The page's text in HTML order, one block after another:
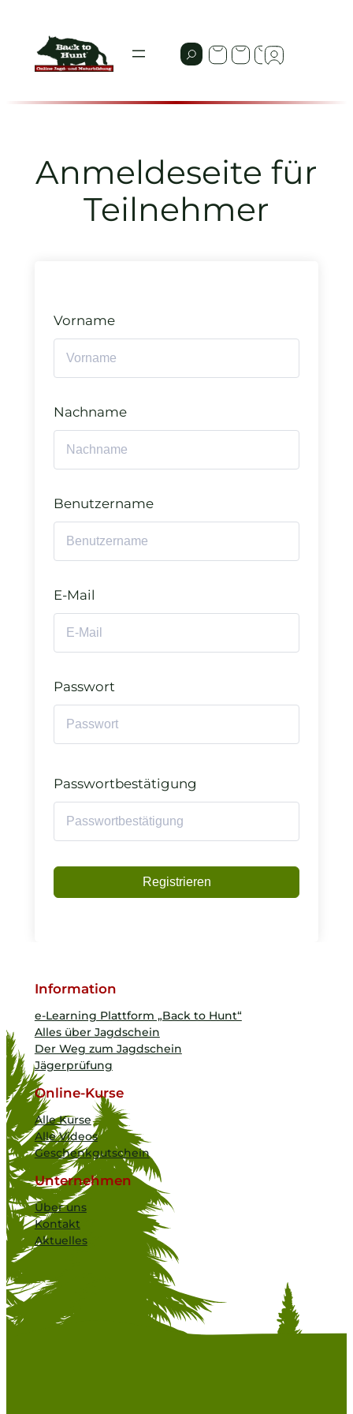
springen
Anmeldeseite für
Teilnehmer
Vorname
Nachname
Benutzername
E-Mail
Passwort
Passwortbestätigung
Registrieren
Information
e-Learning Plattform „Back to Hunt“
Alles über Jagdschein
Der Weg zum Jagdschein
Jägerprüfung
Online-Kurse
Alle Kurse
Alle Videos
Geschenkgutschein
Unternehmen
Über uns
Kontakt
Aktuelles